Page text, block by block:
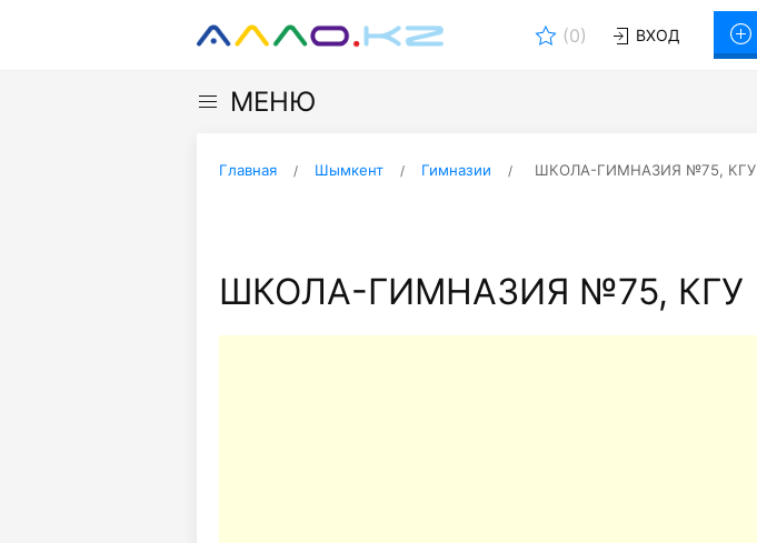
(0) ВХОД
МЕНЮ
Главная Шымкент Гимназии ШКОЛА-ГИМНАЗИЯ №75, КГУ
ШКОЛА-ГИМНАЗИЯ №75, КГУ